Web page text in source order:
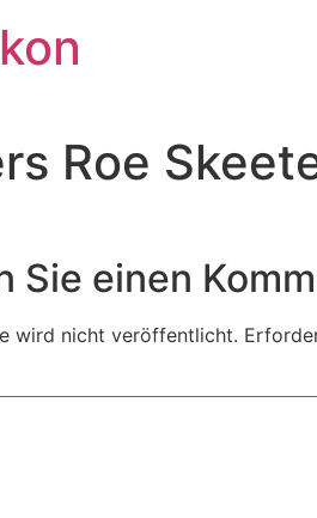
Roe
Sie einen
wird nicht veröffentlicht.